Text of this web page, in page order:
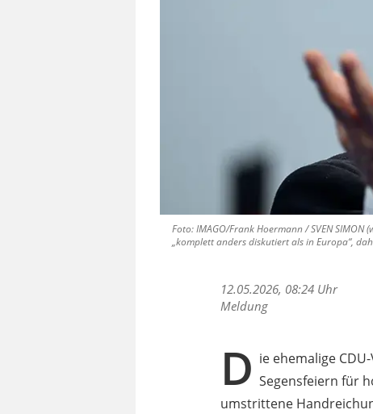
Foto: IMAGO/Frank Hoermann / SVEN
„komplett anders diskutiert als in Europa“,
12.05.2026, 08:24 Uhr
Meldung
D ie ehemalige
Segensfeiern für
umstrittene